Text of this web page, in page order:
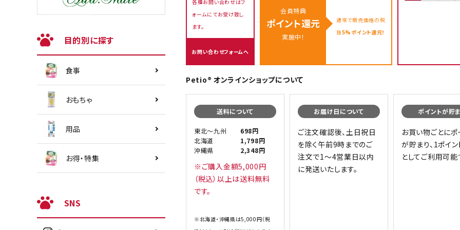
目的別に探す
食事
おもちゃ
用品
お得・特集
SNS
各種お問い合わせはフ
ォームにてお受け致し
ます。
お問い合わせフォームへ
会員特典
ポイント還元
実施中！
通常で販売価格の税
抜5%ポイント還元！
Petio® オンラインショップについて
送料について
東北〜九州
698円
北海道
1,798円
沖縄県
2,348円
※ご購入金額5,000円
（税込）以上は送料無料
です。
※北海道・沖縄県は5,000円（税
お届け日について
ご注文確認後、土日祝日
を除く午前9時までのご
注文で1～4営業日以内
に発送いたします。
ポイントが貯
お買い物ごとにポ
が貯まり、1ポイ
としてご利用可能